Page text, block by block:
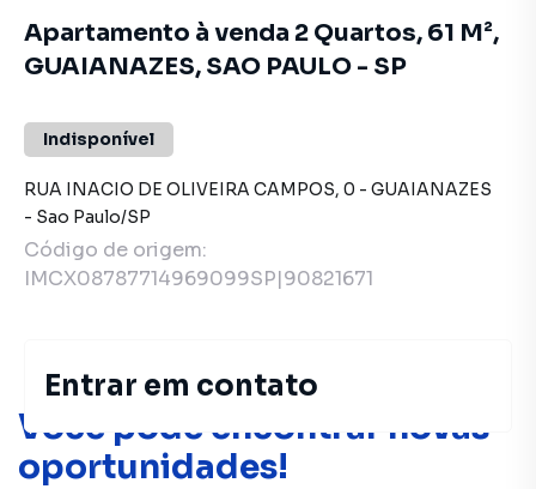
Você pode encontrar novas
oportunidades!
Apartamento à venda 2 Quartos, 61 M²,
GUAIANAZES, SAO PAULO - SP
Indisponível
RUA INACIO DE OLIVEIRA CAMPOS, 0 - GUAIANAZES
- Sao Paulo/SP
Código de origem:
IMCX08787714969099SP|90821671
Entrar em contato